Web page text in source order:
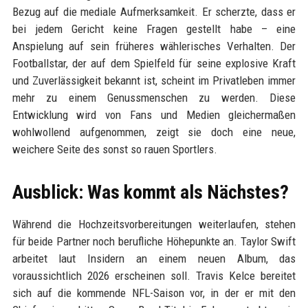
Bezug auf die mediale Aufmerksamkeit. Er scherzte, dass er
bei jedem Gericht keine Fragen gestellt habe – eine
Anspielung auf sein früheres wählerisches Verhalten. Der
Footballstar, der auf dem Spielfeld für seine explosive Kraft
und Zuverlässigkeit bekannt ist, scheint im Privatleben immer
mehr zu einem Genussmenschen zu werden. Diese
Entwicklung wird von Fans und Medien gleichermaßen
wohlwollend aufgenommen, zeigt sie doch eine neue,
weichere Seite des sonst so rauen Sportlers.
Ausblick: Was kommt als Nächstes?
Während die Hochzeitsvorbereitungen weiterlaufen, stehen
für beide Partner noch berufliche Höhepunkte an. Taylor Swift
arbeitet laut Insidern an einem neuen Album, das
voraussichtlich 2026 erscheinen soll. Travis Kelce bereitet
sich auf die kommende NFL-Saison vor, in der er mit den